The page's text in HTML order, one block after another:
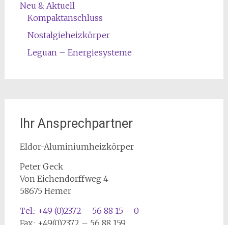
Neu & Aktuell
Kompaktanschluss
Nostalgieheizkörper
Leguan – Energiesysteme
Ihr Ansprechpartner
Eldor-Aluminiumheizkörper
Peter Geck
Von Eichendorffweg 4
58675 Hemer
Tel.: +49 (0)2372 – 56 88 15 – 0
Fax.: +49(0)2372 – 56 88 159